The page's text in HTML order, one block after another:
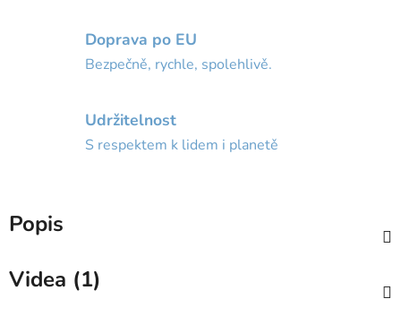
Doprava po EU
Bezpečně, rychle, spolehlivě.
Udržitelnost
S respektem k lidem i planetě
Popis
Videa (1)